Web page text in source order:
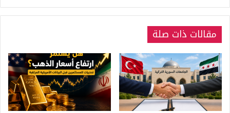
مقالات ذات صلة